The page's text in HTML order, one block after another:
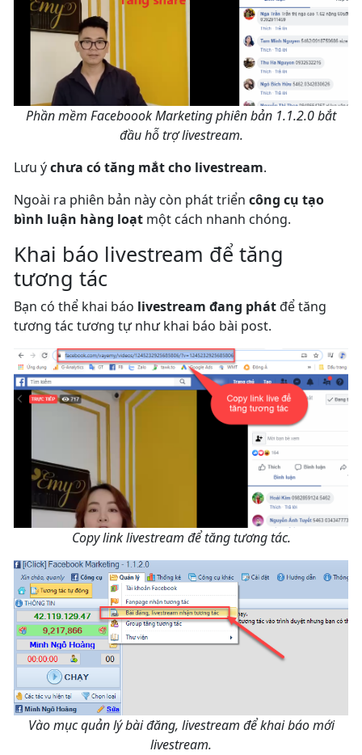
Phần mềm Faceboook Marketing phiên bản 1.1.2.0 bắt
đầu hỗ trợ livestream.
Lưu ýchưa có tăng mắt cho livestream.
Ngoài ra phiên bản này còn phát triển công cụ tạo
bình luận hàng loạt một cách nhanh chóng.
Khai báo livestream để tăng
tương tác
Bạn có thể khai báo livestream đang phátđể tăng
tương tác tương tự như khai báo bài post.
Copy link livestream để tăng tương tác.
Vào mục quản lý bài đăng, livestream để khai báo mới
livestream.